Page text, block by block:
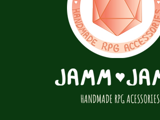
HANDMADE RPG ACESSORIES